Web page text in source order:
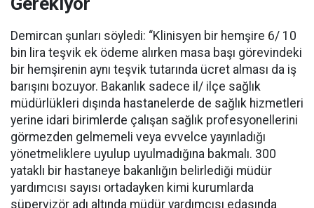
Demircan şunları söyledi: “Klinisyen bir hemşire 6/ 10
bin lira teşvik ek ödeme alırken masa başı görevindeki
bir hemşirenin aynı teşvik tutarında ücret alması da iş
barışını bozuyor. Bakanlık sadece il/ ilçe sağlık
müdürlükleri dışında hastanelerde de sağlık hizmetleri
yerine idari birimlerde çalışan sağlık profesyonellerini
görmezden gelmemeli veya evvelce yayınladığı
yönetmeliklere uyulup uyulmadığına bakmalı. 300
yataklı bir hastaneye bakanlığın belirlediği müdür
yardımcısı sayısı ortadayken kimi kurumlarda
süpervizör adı altında müdür yardımcısı edasında